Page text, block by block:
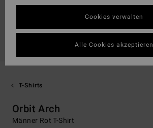
T-Shirts
Orbit Arch
Männer Rot T-Shirt
Cookies verwalten
Alle Cookies akzeptieren